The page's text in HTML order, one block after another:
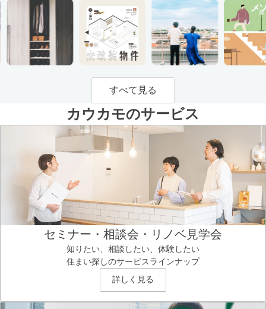
すべて見る
カウカモのサービス
セミナー・相談会・リノベ見学会
知りたい、相談したい、体験したい
住まい探しのサービスラインナップ
詳しく見る